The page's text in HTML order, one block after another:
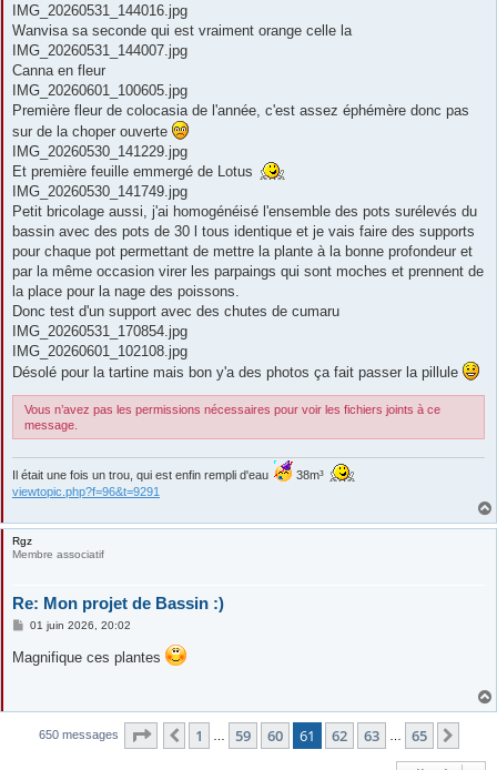
IMG_20260531_144016.jpg
Wanvisa sa seconde qui est vraiment orange celle la
IMG_20260531_144007.jpg
Canna en fleur
IMG_20260601_100605.jpg
Première fleur de colocasia de l'année, c'est assez éphémère donc pas
sur de la choper ouverte
IMG_20260530_141229.jpg
Et première feuille emmergé de Lotus
IMG_20260530_141749.jpg
Petit bricolage aussi, j'ai homogénéisé l'ensemble des pots surélevés du
bassin avec des pots de 30 l tous identique et je vais faire des supports
pour chaque pot permettant de mettre la plante à la bonne profondeur et
par la même occasion virer les parpaings qui sont moches et prennent de
la place pour la nage des poissons.
Donc test d'un support avec des chutes de cumaru
IMG_20260531_170854.jpg
IMG_20260601_102108.jpg
Désolé pour la tartine mais bon y'a des photos ça fait passer la pillule
Vous n’avez pas les permissions nécessaires pour voir les fichiers joints à ce
message.
Il était une fois un trou, qui est enfin rempli d'eau
38m³
viewtopic.php?f=96&t=9291
Rgz
Membre associatif
Re: Mon projet de Bassin :)
M
s
01 juin 2026, 20:02
Magnifique ces plantes
650 messages Page 61 sur 65
Précédente
1 59 60 61 62 63 65